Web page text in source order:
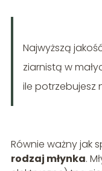
Najwyższą
ziarnistą w
ile potrzebujesz
Równie ważny jak
rodzaj młynka.